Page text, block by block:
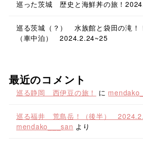
巡った茨城 歴史と海鮮丼の旅！
巡る茨城（？） 水族館と袋田の滝！
（車中泊） 2024.2.24~25
最近のコメント
巡る静岡 西伊豆の旅！ に
巡る福井 荒島岳！（後半）
mendako___san より